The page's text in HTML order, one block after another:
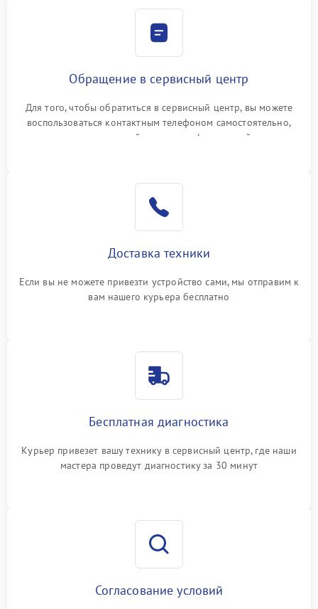
Обращение в сервисный центр
Для того, чтобы обратиться в сервисный центр, вы можете
воспользоваться контактным телефоном самостоятельно,
или оставить свой номер телефона на сайте
Доставка техники
Если вы не можете привезти устройство сами, мы отправим к
вам нашего курьера бесплатно
Бесплатная диагностика
Курьер привезет вашу технику в сервисный центр, где наши
мастера проведут диагностику за 30 минут
Согласование условий